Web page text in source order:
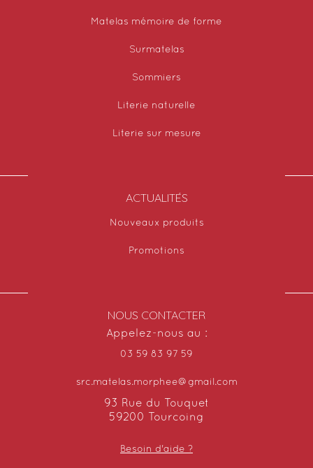
Matelas mémoire de forme
Surmatelas
Sommiers
Literie naturelle
Literie sur mesure
ACTUALITÉS
Nouveaux produits
Promotions
NOUS CONTACTER
Appelez-nous au :
03 59 83 97 59
src.matelas.morphee@gmail.com
93 Rue du Touquet
59200 Tourcoing
Besoin d'aide ?